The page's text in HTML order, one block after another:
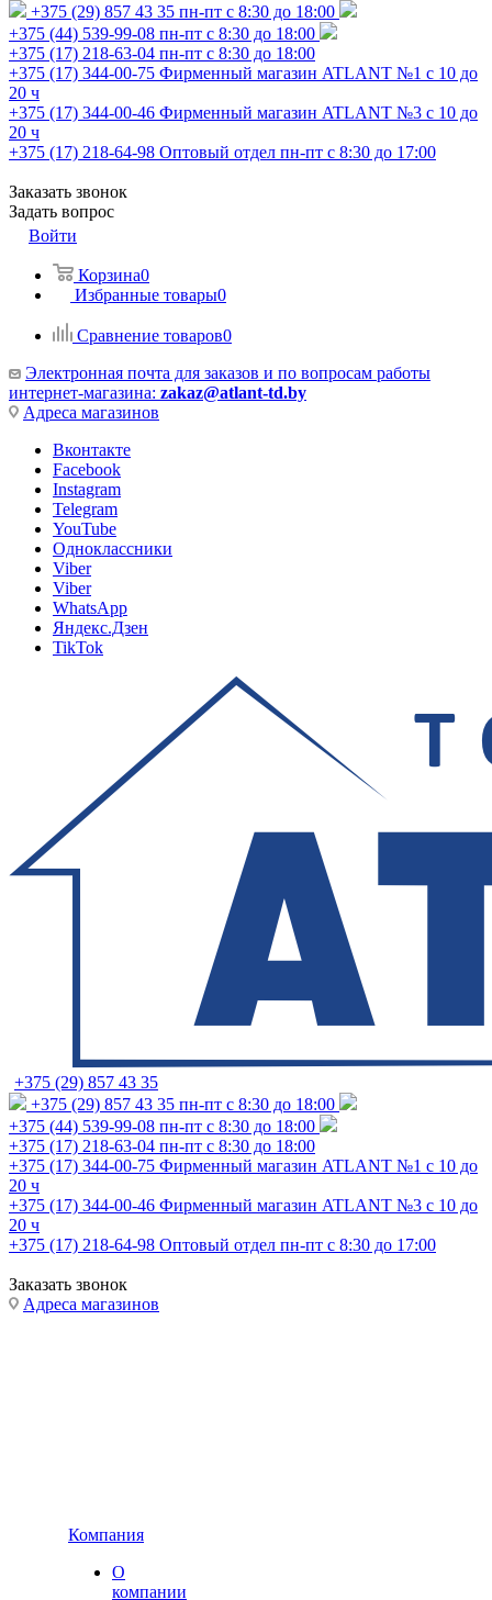
+375 (29) 857 43 35 пн-пт с 8:30 до 18:00
+375 (44) 539-99-08 пн-пт с 8:30 до 18:00
+375 (17) 218-63-04 пн-пт с 8:30 до 18:00
+375 (17) 344-00-75 Фирменный магазин ATLANT №1 с 10 до
20 ч
+375 (17) 344-00-46 Фирменный магазин ATLANT №3 с 10 до
20 ч
+375 (17) 218-64-98 Оптовый отдел пн-пт с 8:30 до 17:00
Заказать звонок
Задать вопрос
Войти
Корзина0
Избранные товары0
Сравнение товаров0
Электронная почта для заказов и по вопросам работы
интернет-магазина: zakaz@atlant-td.by
Адреса магазинов
Вконтакте
Facebook
Instagram
Telegram
YouTube
Одноклассники
Viber
Viber
WhatsApp
Яндекс.Дзен
TikTok
+375 (29) 857 43 35
+375 (29) 857 43 35 пн-пт с 8:30 до 18:00
+375 (44) 539-99-08 пн-пт с 8:30 до 18:00
+375 (17) 218-63-04 пн-пт с 8:30 до 18:00
+375 (17) 344-00-75 Фирменный магазин ATLANT №1 с 10 до
20 ч
+375 (17) 344-00-46 Фирменный магазин ATLANT №3 с 10 до
20 ч
+375 (17) 218-64-98 Оптовый отдел пн-пт с 8:30 до 17:00
Заказать звонок
Адреса магазинов
Компания
О
компании